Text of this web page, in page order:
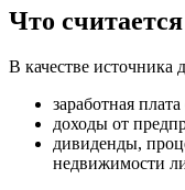
Что
В качестве источника
заработная
доходы от
дивиденды,
недвижимости